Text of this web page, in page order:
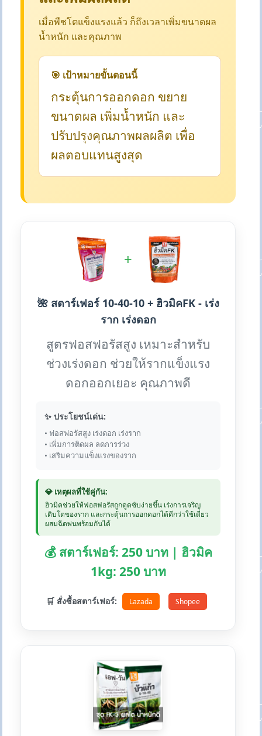
เมื่อพืชโตแข็งแรงแล้ว ก็ถึงเวลาเพิ่มขนาดผล
น้ำหนัก และคุณภาพ
🎯 เป้าหมายขั้นตอนนี้
กระตุ้นการออกดอก ขยาย
ขนาดผล เพิ่มน้ำหนัก และ
ปรับปรุงคุณภาพผลผลิต เพื่อ
ผลตอบแทนสูงสุด
+
🌺 สตาร์เฟอร์ 10-40-10 + ฮิวมิคFK - เร่ง
ราก เร่งดอก
สูตรฟอสฟอรัสสูง เหมาะสำหรับ
ช่วงเร่งดอก ช่วยให้รากแข็งแรง
ดอกออกเยอะ คุณภาพดี
✨ ประโยชน์เด่น:
• ฟอสฟอรัสสูง เร่งดอก เร่งราก
• เพิ่มการติดผล ลดการร่วง
• เสริมความแข็งแรงของราก
💎 เหตุผลที่ใช้คู่กัน:
ฮิวมิคช่วยให้ฟอสฟอรัสถูกดูดซับง่ายขึ้น เร่งการเจริญ
เติบโตของราก และกระตุ้นการออกดอกได้ดีกว่าใช้เดี่ยว
ผสมฉีดพ่นพร้อมกันได้
💰 สตาร์เฟอร์: 250 บาท | ฮิวมิค
1kg: 250 บาท
🛒 สั่งซื้อสตาร์เฟอร์: Lazada Shopee